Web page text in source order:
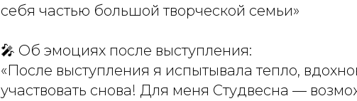
себя частью большой творческой семьи»
🎤 Об эмоциях после выступления:
«После выступления я испытывала тепло,
участвовать снова! Для меня Студвесна —